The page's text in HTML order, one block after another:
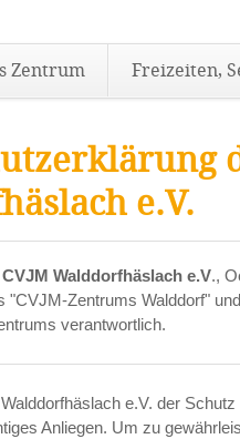
Zentrum Freizeiten,
e.V.
CVJM Walddorfhäslach e.V.,
"CVJM-Zentrums Walddorf"
verantwortlich.
e.V. der
Anliegen. Um zu